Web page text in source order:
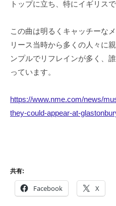
トップに立ち、特にイギリス
この曲は明るくキャッチーな
リース当時から多くの人々に
ンプルでリフレインが多く、
っています。
https://www.nme.com/news/
they-could-appear-at-
共有:
Facebook X